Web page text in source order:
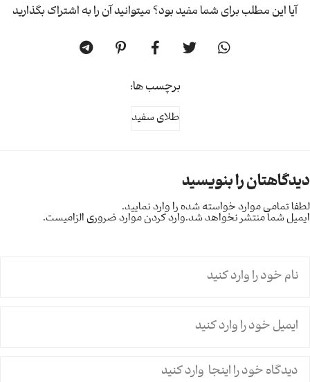
آیا این مطلب برای شما مفید بود؟ میتوانید آن را به اشتراک بگذارید
برچسب ها:
طلای سفید
دیدگاهتان را بنویسید
لطفا تمامی موارد خواسته شده را وارد نمایید.
ایمیل شما منتشر نخواهد شد.وارد کردن موارد ضروری الزامیست.